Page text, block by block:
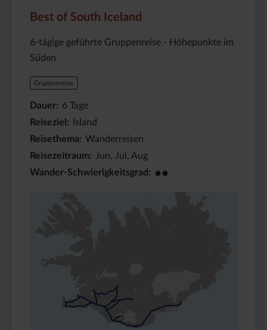
Best of South Iceland
6-tägige geführte Gruppenreise - Höhepunkte im
Süden
Gruppenreise
Dauer 6 Tage
Reiseziel
Island
Reisethema
Wanderreisen
Reisezeitraum
Jun, Jul, Aug
Wander-Schwierigkeitsgrad
●●